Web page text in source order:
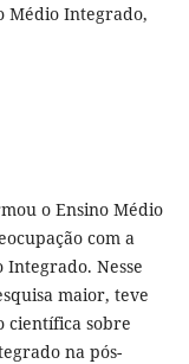
Médio Integrado,
o Ensino Médio
com a
Nesse
maior, teve
científica sobre
na pós-